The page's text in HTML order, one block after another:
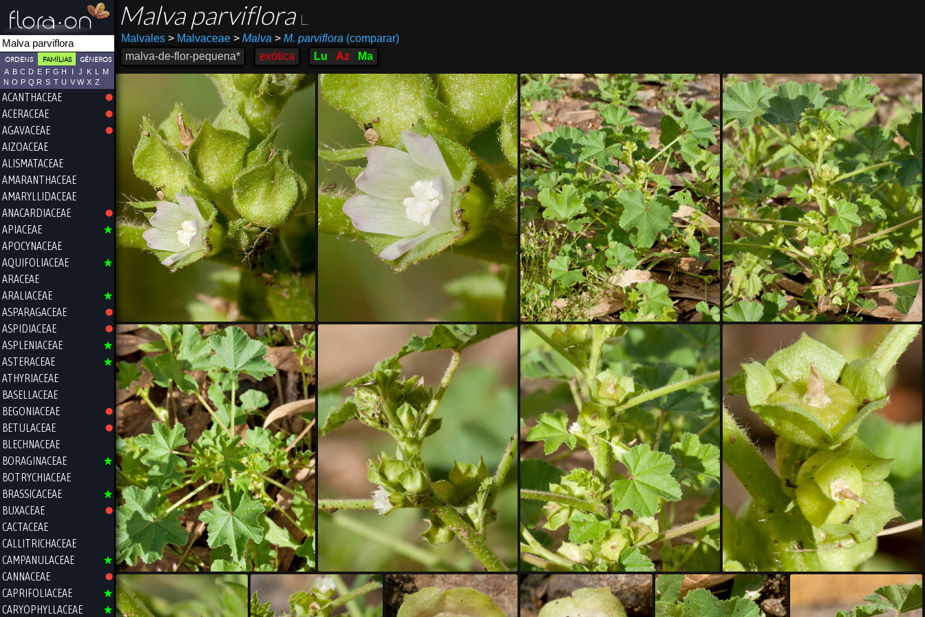
ORDENS FAMÍLIAS GÉNEROS
A B C D E F G H I J K L
M
N O P Q R S T U V W X Z
ACANTHACEAE
ACERACEAE
AGAVACEAE
AIZOACEAE
ALISMATACEAE
AMARANTHACEAE
AMARYLLIDACEAE
ANACARDIACEAE
APIACEAE
APOCYNACEAE
AQUIFOLIACEAE
ARACEAE
ARALIACEAE
ASPARAGACEAE
ASPIDIACEAE
ASPLENIACEAE
ASTERACEAE
ATHYRIACEAE
BASELLACEAE
BEGONIACEAE
BETULACEAE
BLECHNACEAE
BORAGINACEAE
BOTRYCHIACEAE
BRASSICACEAE
BUXACEAE
CACTACEAE
CALLITRICHACEAE
CAMPANULACEAE
CANNACEAE
CAPRIFOLIACEAE
CARYOPHYLLACEAE
Malva parviflora
Malvales >Malvaceae > Malva > M. parviflora (comparar)
malva-de-flor-pequena*
exótica Lu Az Ma